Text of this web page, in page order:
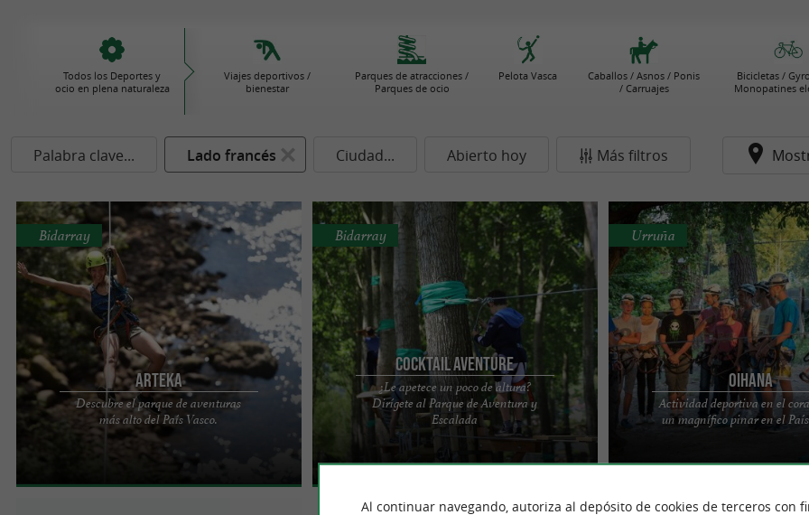
Todos los Deportes y
ocio en plena naturaleza
Viajes deportivos /
bienestar
Parques de atracciones /
Parques de ocio
Pelota Vasca
Caballos / Asnos / Ponis
/ Carruajes
Bicicletas /
Monopatines
Palabra clave... Lado francés Ciudad... Abierto hoy Más filtros
Arteka
Descubre el parque de aventuras
más alto del País Vasco.
Bidarray
PARQUE DE AVENTURAS DE MONTAÑA - Las
Rocas de Baztán El parque de aventuras " Les
Rochers du Baztan " es una ...
Cocktail Aventure
¿Le apetece un poco de altura?
Dirígete al Parque de Aventura y
Escalada
Bidarray
CÓCTEL DE AVENTURA - PARQUE DE AVENTURAS
- ESCALADA DE ÁRBOLES ¿Quieres alcanzar
Oihana
Actividad deportiva en el
un magnífico pinar en el
Urruña
Oihana Park es el parque de
más grande del País Vasco, con más
Al continuar navegando, autoriza al depósito de cookies de terceros con